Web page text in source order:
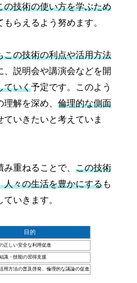
の技術の使い方を学ぶため
らえるよう努めます。
この技術の利点や活用方法
説明会や講演会などを開
ていく予定です。このよう
理解を深め、倫理的な側面
ていきたいと考えていま
み重ねることで、この技術
人々の生活を豊かにするも
いきます。
目的
正しい安全な利用促進
識・技能の習得支援
用方法の普及啓発、倫理的な議論の促進